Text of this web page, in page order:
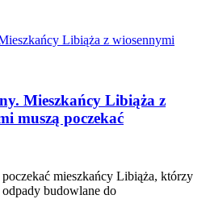
Mieszkańcy Libiąża z
muszą poczekać
mieszkańcy Libiąża, którzy
budowlane do